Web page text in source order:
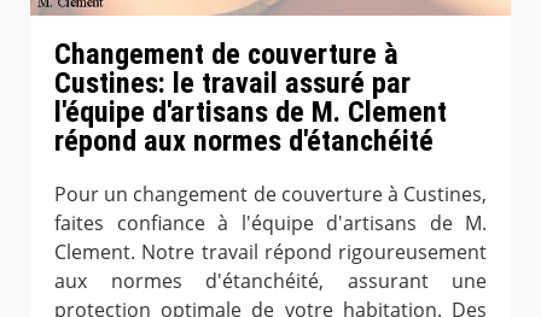
Changement de couverture à
Custines: le travail assuré par
l'équipe d'artisans de M. Clement
répond aux normes d'étanchéité
Pour un changement de couverture à Custines,
faites confiance à l'équipe d'artisans de M.
Clement. Notre travail répond rigoureusement
aux normes d'étanchéité, assurant une
protection optimale de votre habitation. Des